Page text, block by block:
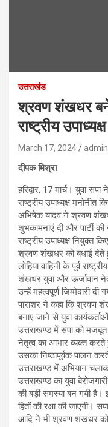
उत्तराखंड
श्रवण शंखधर बने
राष्ट्रीय उपाध्यक्ष
March 17, 2024
दीपक मिश्रा
हरिद्वार, 17 मार्च। युवा
राष्ट्रीय उपाध्यक्ष मनोनीत
अभिषेक यादव ने श्रवण
शुभकामनाएं दी और पार्टी
राष्ट्रीय उपाध्यक्ष नियुक्त
श्रवण शंखधर को बधाई देते
लोहिया वाहिनी के पूर्व
शंखधर युवा और ऊर्जावान
उन्हें महत्वपूर्ण जिम्मेदारी
पाराशर ने कहा कि श्रवण
बनाए जाने से युवा
उत्तराखण्ड में सपा को
नेतृत्व का आभार व्यक्त करते
उसका निष्ठापूर्वक पालन
उत्तराखण्ड में अभियान
उत्तराखण्ड का युवा
की बड़ी समस्या बन गयी है।
हितों की रक्षा की जाएगी।
आदि ने भी श्रवण शंखधर को